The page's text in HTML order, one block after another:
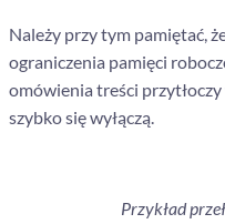
Należy przy tym pamiętać,
ograniczenia pamięci
omówienia treści
szybko się wyłączą.
Przykład